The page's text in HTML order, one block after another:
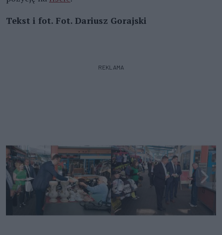
Tekst i fot. Fot. Dariusz Gorajski
REKLAMA